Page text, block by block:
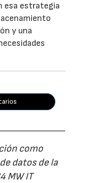
esa estrategia
y una
como
datos de la
MW IT